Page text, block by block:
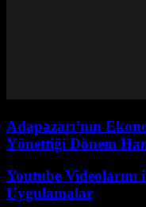
Adapazarı’nın
Yönettiği Dönem
Youtube
Uygulamalar